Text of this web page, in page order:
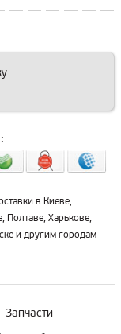
в Киеве,
Полтаве, Харькове,
и другим городам
Запчасти